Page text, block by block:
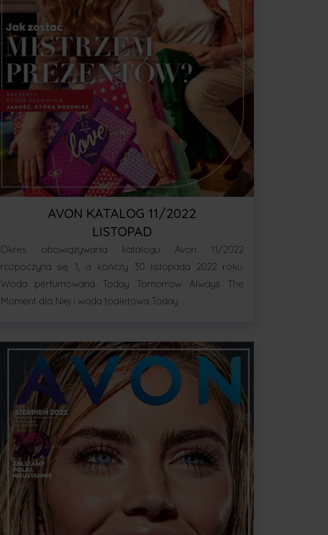
AVON KATALOG 11/2022
LISTOPAD
Okres obowiązywania katalogu Avon 11/2022
rozpoczyna się 1, a kończy 30 listopada 2022 roku.
Woda perfumowana Today Tomorrow Always The
Moment dla Niej i woda toaletowa Today …